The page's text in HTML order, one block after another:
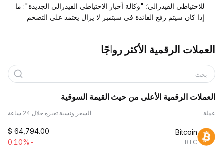
للاحتياطي الفيدرالي؛ "وكالة أخبار الاحتياطي الفيدرالي الجديدة": ما
إذا كان سيتم رفع الفائدة في سبتمبر لا يزال يعتمد على التضخم
العملات الرقمية الأكثر رواجًا
بحث
العملات الرقمية الأعلى من حيث القيمة السوقية
عملة السعر ونسبة تغيره خلال 24 ساعة
Bitcoin
BTC
$ 64,794.00
-0.10%